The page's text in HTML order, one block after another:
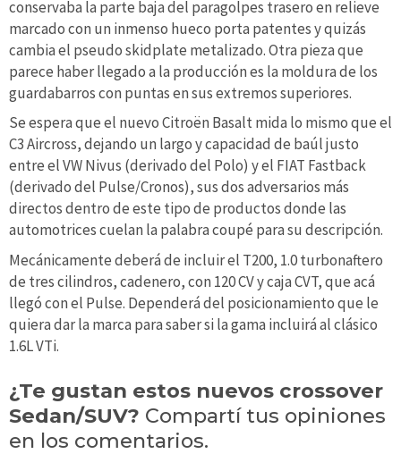
conservaba la parte baja del paragolpes trasero en relieve
marcado con un inmenso hueco porta patentes y quizás
cambia el pseudo skidplate metalizado. Otra pieza que
parece haber llegado a la producción es la moldura de los
guardabarros con puntas en sus extremos superiores.
Se espera que el nuevo Citroën Basalt mida lo mismo que el
C3 Aircross, dejando un largo y capacidad de baúl justo
entre el VW Nivus (derivado del Polo) y el FIAT Fastback
(derivado del Pulse/Cronos), sus dos adversarios más
directos dentro de este tipo de productos donde las
automotrices cuelan la palabra coupé para su descripción.
Mecánicamente deberá de incluir el T200, 1.0 turbonaftero
de tres cilindros, cadenero, con 120 CV y caja CVT, que acá
llegó con el Pulse. Dependerá del posicionamiento que le
quiera dar la marca para saber si la gama incluirá al clásico
1.6L VTi.
¿Te gustan estos nuevos crossover
Sedan/SUV? Compartí tus opiniones
en los comentarios.